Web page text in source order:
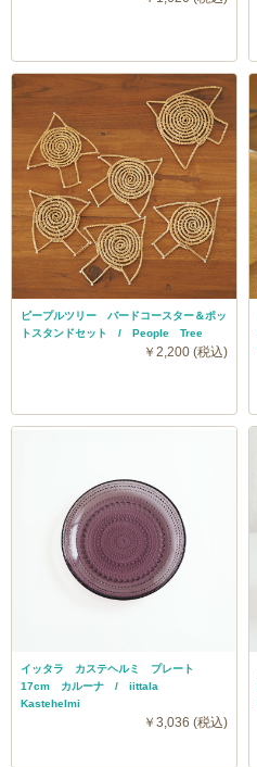
ピープルツリー バードコースター＆ポッ
トスタンドセット / People Tree
￥2,200 (税込)
イッタラ カステヘルミ プレート
17cm カルーナ / iittala
Kastehelmi
￥3,036 (税込)